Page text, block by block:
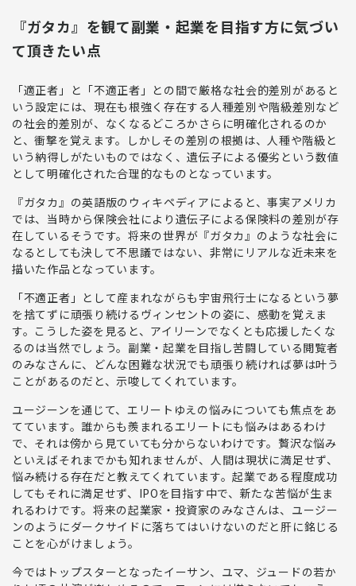
『ガタカ』を観て副業・起業を目指す方に気づい
て頂きたい点
「適正者」と「不適正者」との間で厳格な社会的差別があると
いう設定には、現在も根強く存在する人種差別や階級差別など
の社会的差別が、なくなるどころかさらに明確化されるのか
と、衝撃を覚えます。しかしその差別の根拠は、人種や階級と
いう納得しがたいものではなく、遺伝子による優劣という数値
として明確化された合理的なもの となっています。
『ガタカ』の英語版のウィキペディアによると、事実アメリカ
では、当時から保険会社により遺伝子による保険料の差別が存
在しているそうです。 将来の世界が『ガタカ』のような社会に
なるとしても決して不思議ではない、非常にリアルな近未来を
描いた作品 となっています。
「不適正者」として産まれながらも宇宙飛行士になるという夢
を捨てずに頑張り続けるヴィンセントの姿に、感動を覚えま
す。こうした姿を見ると、アイリーンでなくとも応援したくな
るのは当然でしょう。 副業・起業を目指し苦闘している閲覧者
のみなさんに、どんな困難な状況でも頑張り続ければ夢は叶う
ことがあるのだと、示唆 してくれています。
ユージーンを通じて、エリートゆえの悩みについても焦点をあ
てています。誰からも羨まれるエリートにも悩みはあるわけ
で、それは傍から見ていても分からないわけです。贅沢な悩み
といえばそれまでかも知れませんが、 人間は現状に満足せず、
悩み続ける存在だと教えてくれています。起業である程度成功
してもそれに満足せず、IPOを目指す中で、新たな苦悩が生ま
れるわけです。将来の起業家・投資家のみなさんは、 ユージー
ンのようにダークサイドに落ちてはいけないのだと肝に銘じる
ことを心がけましょう。
今ではトップスターとなったイーサン、ユマ、ジュードの若か